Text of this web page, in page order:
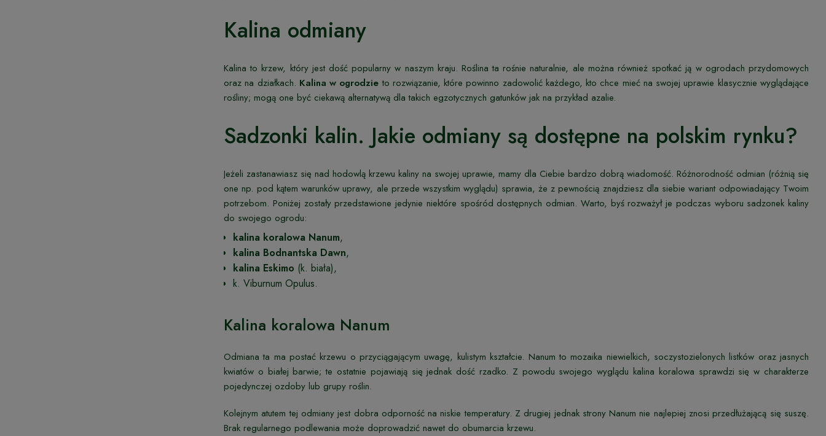
Kalina odmiany
Kalina to krzew, który jest dość popularny w naszym kraju. Roślina ta rośnie naturalnie, ale można również spotkać ją w ogrodach przydomowych
oraz na działkach. Kalina w ogrodzie to rozwiązanie, które powinno zadowolić każdego, kto chce mieć na swojej uprawie klasycznie wyglądające
rośliny; mogą one być ciekawą alternatywą dla takich egzotycznych gatunków jak na przykład azalie.
Sadzonki kalin. Jakie odmiany są dostępne na polskim rynku?
Jeżeli zastanawiasz się nad hodowlą krzewu kaliny na swojej uprawie, mamy dla Ciebie bardzo dobrą wiadomość. Różnorodność odmian (różnią się
one np. pod kątem warunków uprawy, ale przede wszystkim wyglądu) sprawia, że z pewnością znajdziesz dla siebie wariant odpowiadający Twoim
potrzebom. Poniżej zostały przedstawione jedynie niektóre spośród dostępnych odmian. Warto, byś rozważył je podczas wyboru sadzonek kaliny
do swojego ogrodu:
kalina koralowa Nanum,
kalina Bodnantska Dawn,
kalina Eskimo (k. biała),
k. Viburnum Opulus.
Kalina koralowa Nanum
Odmiana ta ma postać krzewu o przyciągającym uwagę, kulistym kształcie. Nanum to mozaika niewielkich, soczystozielonych listków oraz jasnych
kwiatów o białej barwie; te ostatnie pojawiają się jednak dość rzadko. Z powodu swojego wyglądu kalina koralowa sprawdzi się w charakterze
pojedynczej ozdoby lub grupy roślin.
Kolejnym atutem tej odmiany jest dobra odporność na niskie temperatury. Z drugiej jednak strony Nanum nie najlepiej znosi przedłużającą się suszę.
Brak regularnego podlewania może doprowadzić nawet do obumarcia krzewu.